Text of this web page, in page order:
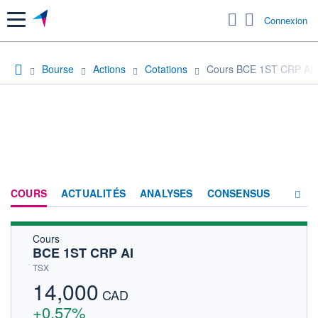
Menu Connexion
Bourse Actions Cotations Cours BCE 1ST CRP AI
COURS ACTUALITÉS ANALYSES CONSENSUS
Cours
BCE 1ST CRP AI
TSX
14,000 CAD
+0,57%